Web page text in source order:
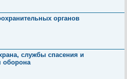
органов
службы спасения и
оборона